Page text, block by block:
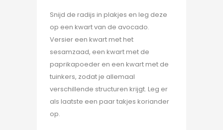
Snijd de radijs in plakjes en leg deze
op een kwart van de avocado.
Versier een kwart met het
sesamzaad, een kwart met de
paprikapoeder en een kwart met de
tuinkers, zodat je allemaal
verschillende structuren krijgt. Leg er
als laatste een paar takjes koriander
op.